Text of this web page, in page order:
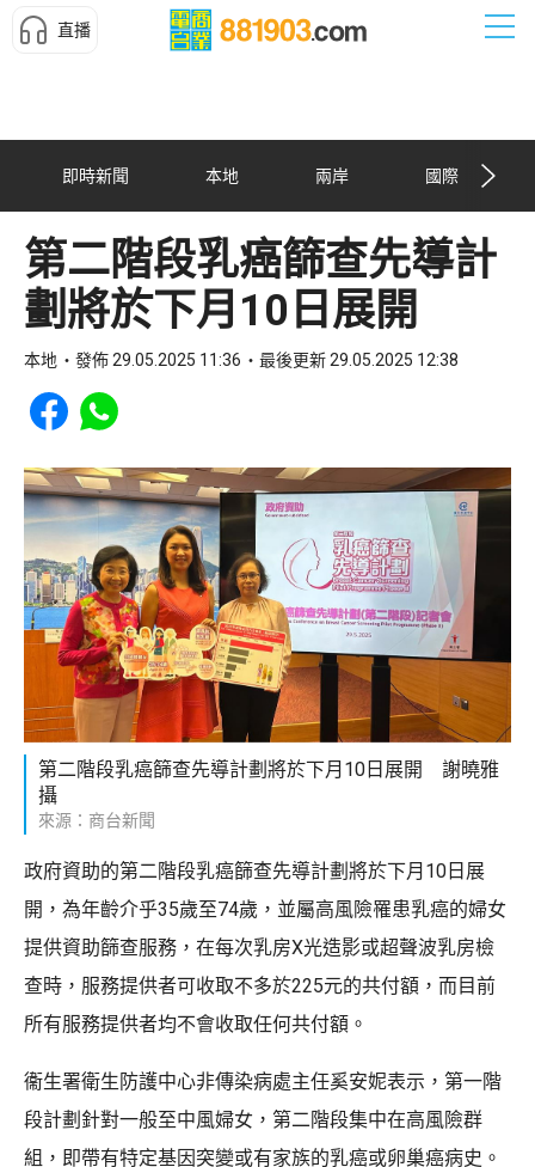
直播
即時新聞 本地 兩岸 國際
第二階段乳癌篩查先導計
劃將於下月10日展開
本地 發佈 29.05.2025 11:36 最後更新 29.05.2025 12:38
Share to Facebook
Share to WhatsApp
第二階段乳癌篩查先導計劃將於下月10日展開 謝曉雅
攝
來源：商台新聞
政府資助的第二階段乳癌篩查先導計劃將於下月10日展
開，為年齡介乎35歲至74歲，並屬高風險罹患乳癌的婦女
提供資助篩查服務，在每次乳房X光造影或超聲波乳房檢
查時，服務提供者可收取不多於225元的共付額，而目前
所有服務提供者均不會收取任何共付額。
衞生署衛生防護中心非傳染病處主任奚安妮表示，第一階
段計劃針對一般至中風婦女，第二階段集中在高風險群
組，即帶有特定基因突變或有家族的乳癌或卵巢癌病史。